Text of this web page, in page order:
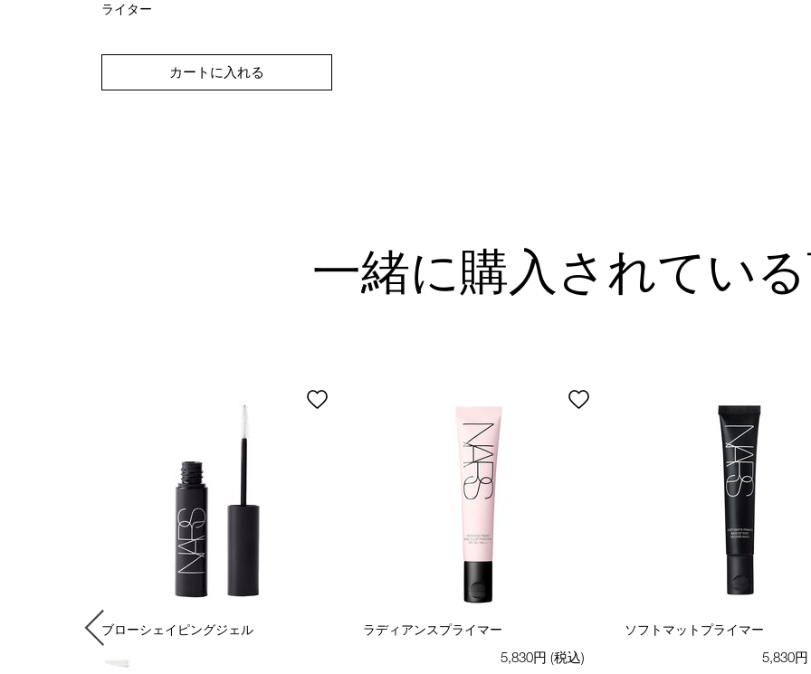
ライター
カートに入れる
一緒に購入されてい
ブローシェイピングジェル ラディアンスプライマー
5,830円 (税込)
ソフトマットプライマー
5,830円